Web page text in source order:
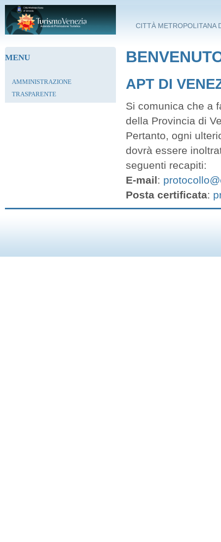
Salta al contenuto principale
CITTÀ METROPOLITANA
MENU
AMMINISTRAZIONE
TRASPARENTE
APT DI
Si comunica che a
della Provincia di
Pertanto, ogni
dovrà essere
seguenti recapiti:
E-mail:
Posta certificata: